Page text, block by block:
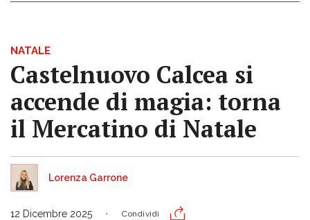
NATALE
Castelnuovo Calcea si
accende di magia: torna
il Mercatino di Natale
Lorenza Garrone
12 Dicembre 2025 Condividi